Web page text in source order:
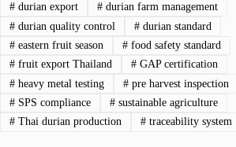
#durian export #durian farm management
#durian quality control #durian standard
#eastern fruit season #food safety standard
#fruit export Thailand #GAP certification
#heavy metal testing #pre harvest inspection
#SPS compliance #sustainable agriculture
#Thai durian production #traceability system